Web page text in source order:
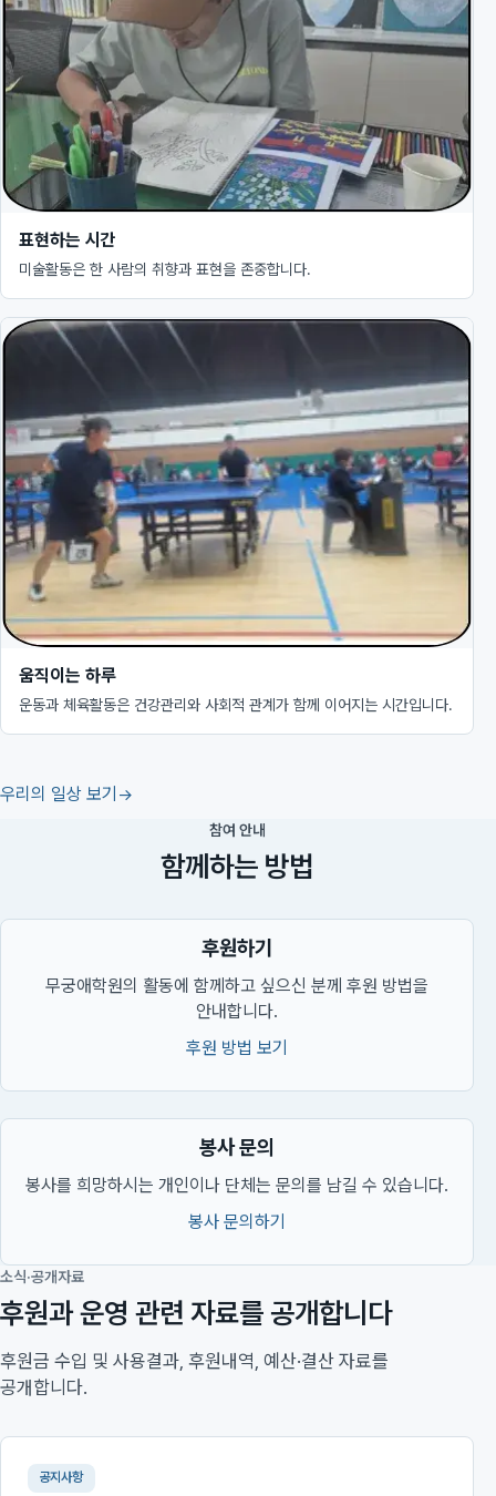
표현하는 시간
미술활동은 한 사람의 취향과 표현을 존중합니다.
움직이는 하루
운동과 체육활동은 건강관리와 사회적 관계가 함께 이어지는 시간입니다.
우리의 일상 보기
참여 안내
함께하는 방법
후원하기
무궁애학원의 활동에 함께하고 싶으신 분께 후원 방법을
안내합니다.
후원 방법 보기
봉사 문의
봉사를 희망하시는 개인이나 단체는 문의를 남길 수 있습니다.
봉사 문의하기
소식·공개자료
후원과 운영 관련 자료를 공개합니다
후원금 수입 및 사용결과, 후원내역, 예산·결산 자료를
공개합니다.
공지사항